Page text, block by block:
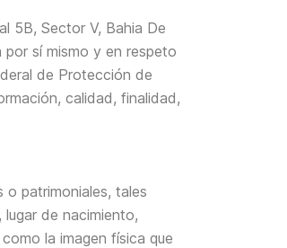
5B, Sector V, Bahia De
sí mismo y en respeto
de Protección de
calidad, finalidad,
patrimoniales, tales
de nacimiento,
la imagen física que